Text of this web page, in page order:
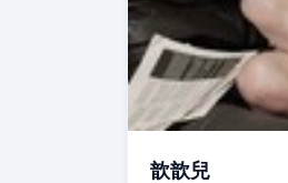
歆歆兒